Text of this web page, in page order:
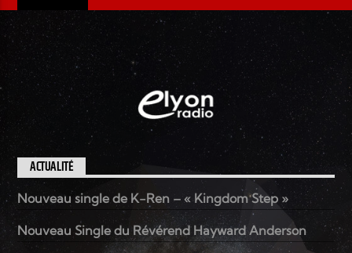
ACTUALITÉ
Nouveau single de K-Ren – « Kingdom Step »
Nouveau Single du Révérend Hayward Anderson